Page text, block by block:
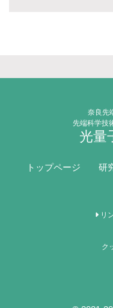
奈良先
先端科学技
光量
トップページ 研
リ
ク